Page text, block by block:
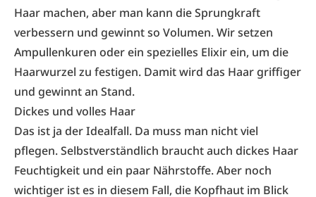
Haar machen, aber man kann die Sprungkraft
verbessern und gewinnt so Volumen. Wir setzen
Ampullenkuren oder ein spezielles Elixir ein, um die
Haarwurzel zu festigen. Damit wird das Haar griffiger
und gewinnt an Stand.
Dickes und volles Haar
Das ist ja der Idealfall. Da muss man nicht viel
pflegen. Selbstverständlich braucht auch dickes Haar
Feuchtigkeit und ein paar Nährstoffe. Aber noch
wichtiger ist es in diesem Fall, die Kopfhaut im Blick